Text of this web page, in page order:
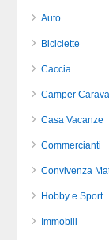
Auto
Biciclette
Caccia
Camper
Casa Vacanze
Commercianti
Convivenza
Hobby e Sport
Immobili